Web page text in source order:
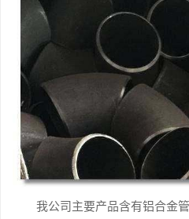
我公司主要产品含有铝合金